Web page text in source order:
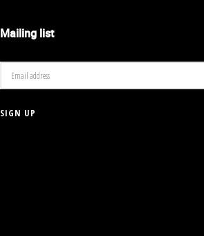
Mailing list